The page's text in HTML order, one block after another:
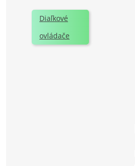
Diaľkové
ovládače